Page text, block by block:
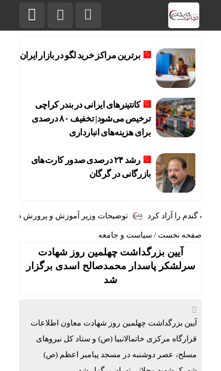
برترین مراکز خرید لگو در بازار ایران
کانتینرهای ایرانی در بندر کراچی
ترخیص می‌شود| تخفیف ۸۰ درصدی
برای هزینه‌های انبارداری
رشد ۲۴ درصدی صدور کارت‌های
بازرگانی در گرگان
را آزاد کرد توضیحات وزیر آموزش و پرورش درباره
صفحه نخست / سیاست و جامعه
آیین بزرگداشت چهلمین روز شهادت
سرلشکر پاسدار محمدصالح اسدی برگزار
شد
آیین بزرگداشت چهلمین روز شهادت معاون اطلاعات
قرارگاه مرکزی خاتمالانبیا (ص) و ستاد کل نیروهای
مسلح، عصر دوشنبه در مسجد پیامبر اعظم (ص)